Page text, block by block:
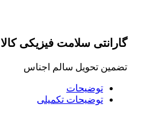
گارانتی سلامت فیزیکی کالا
تضمین تحویل سالم اجناس
توضیحات
توضیحات تکمیلی